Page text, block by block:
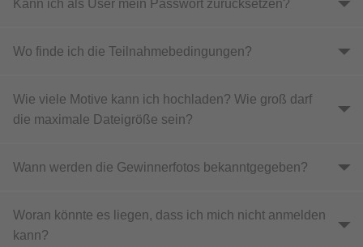
Kann ich als User mein Passwort zurücksetzen
Wo finde ich die Teilnahmebedingungen
Wie viele Motive kann ich hochladen? Wie groß darf
die maximale Dateigröße sein
Wann werden die Gewinnerfotos bekanntgegeben
Woran könnte es liegen, dass ich mich nicht anmelden
kann